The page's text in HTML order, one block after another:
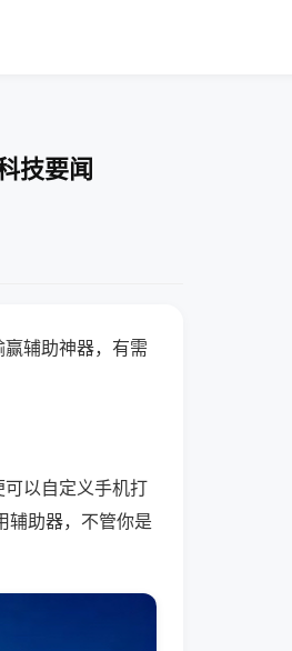
技要闻
辅助神器，有需
以自定义手机打
辅助器，不管你是